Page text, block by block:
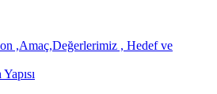
,Amaç,Değerlerimiz , Hedef ve